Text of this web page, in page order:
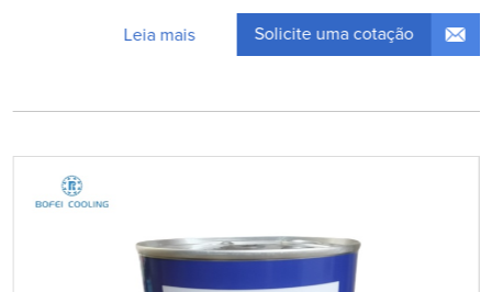
Leia mais Solicite uma cotação